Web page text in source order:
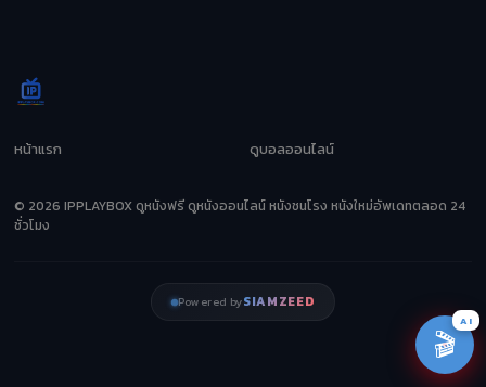
หน้าแรก ดูบอลออนไลน์
© 2026 IPPLAYBOX ดูหนังฟรี ดูหนังออนไลน์ หนังชนโรง หนังใหม่อัพเดทตลอด 24
ชั่วโมง
Powered bySIAMZEED
🎬
AI